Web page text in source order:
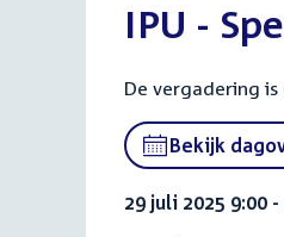
:IPU -
De vergadering is
Bekijk
29 juli 2025 9:00